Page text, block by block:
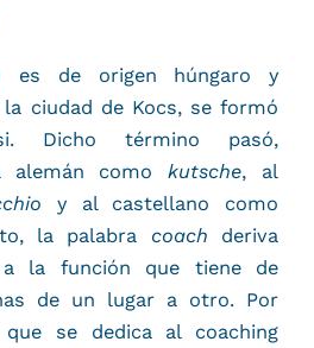
es de origen húngaro y
ciudad de Kocs, se formó
Dicho término pasó,
alemán comokutsche, al
y al castellano como
la palabra coach deriva
la función que tiene de
de un lugar a otro. Por
se dedica al coaching